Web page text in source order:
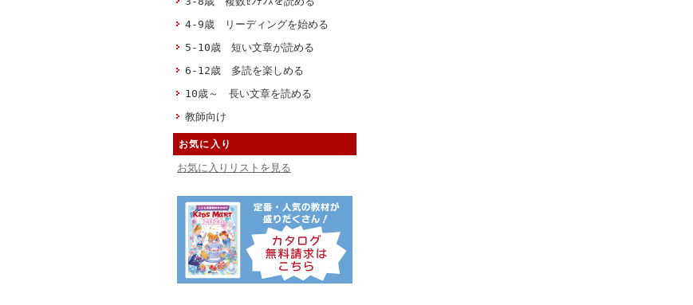
4-9歳 リーディングを始める
5-10歳 短い文章が読める
6-12歳 多読を楽しめる
10歳～ 長い文章を読める
教師向け
お気に入り
お気に入りリストを見る